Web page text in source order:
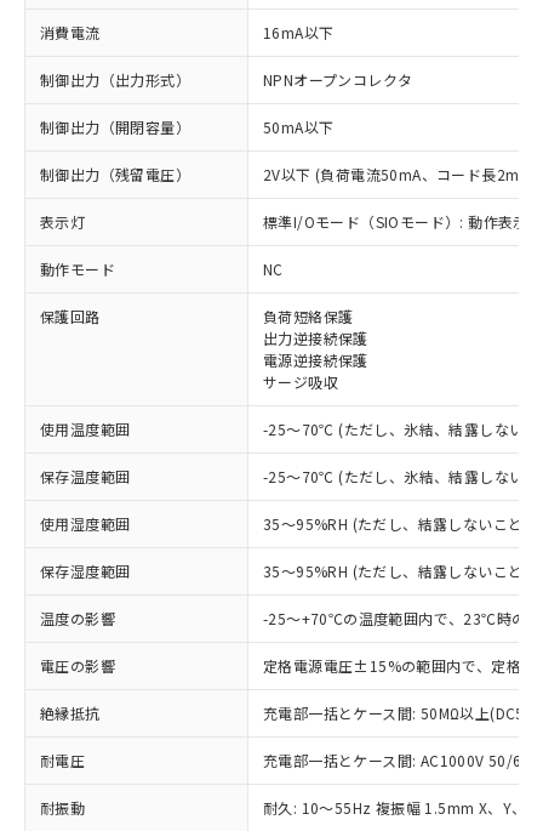
消費電流 16mA以下
制御出力（出力形式） NPNオープンコレクタ
制御出力（開閉容量） 50mA以下
制御出力（残留電圧） 2V以下 (負荷電流50mA、コード長2m時)
表示灯 標準I/Oモード（SIOモード）: 動作表示
動作モード NC
保護回路
負荷短絡保護
出力逆接続保護
電源逆接続保護
サージ吸収
使用温度範囲 -25～70℃ (ただし、氷結、結露しないこ
保存温度範囲 -25～70℃ (ただし、氷結、結露しないこ
使用湿度範囲 35～95%RH (ただし、結露しないこと)
保存湿度範囲 35～95%RH (ただし、結露しないこと)
温度の影響 -25～+70℃の温度範囲内で、23℃時の
電圧の影響 定格電源電圧±15%の範囲内で、定格
絶縁抵抗 充電部一括とケース間: 50MΩ以上
耐電圧 充電部一括とケース間: AC1000V 50/
耐振動 耐久: 10～55Hz 複振幅 1.5mm X、Y、Z
ご利用条件
以下の条件をお読みいただき、同意のうえ
本サービスは、当社制御機器事業取扱
商品の当社在庫状況および標準価格
(税抜)を提供させていただくもので
当社制御機器事業取扱商品の中には、
本サービスの対象外となる商品もある
ことをご了承ください。
在庫状況および標準価格照会結果は、
記載している更新日時点での社内デー
※1 対応状況
対応済み：EU RoHS指令（10物質）の
非含有に対応した製品が提供可能な商品で
対応予定：EU RoHS指令（10物質）の非含
商品です。
対応予定なし：EU RoHS指令（10物質）の
非含有に非対応の商品で、対応品を出す予
定はありません。
調査・確認中：EU RoHS指令（10物質）の
非含有の対応状況を調査中または確認中の
非該当品：ライセンス料など無形物で、有
害物質有無と関係のない商品です。
仕入先様の事情により、非含有部品として
いたものが、含有品と判明した場合などや
むを得ず変更することがあります。
*EU RoHS指令（10物質）：
※1 中国RoHS○×表
「○」：最大均質材料含有率が中国RoHSの
基準値以下であることを示します。
「×」：最大均質材料含有率が中国RoHSの
基準値を超えていることを示します。
「－」：未確認です。当社販売部門へお問
い合わせください。
当社は、これら貴社製品のうち、外国
為替および外国貿易法に定める商品
（以下｢規制貨物等」という）を輸出